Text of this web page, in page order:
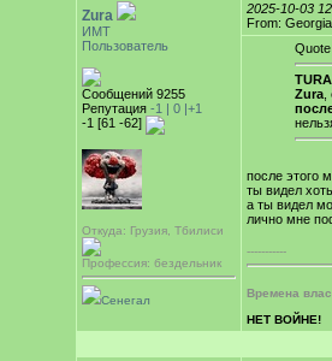
Zura
ИМТ
Пользователь
Сообщений 9255
Репутация -1 | 0 |+1
-1 [61 -62]
Откуда: Грузия, Тбилиси
Профессия: бездельник
Сенегал
2025-10-03
From: Georgia
Quote
Zura
после этого
ты видел
а ты видел
лично мне
-----------
Времена
НЕТ ВОЙНЕ!